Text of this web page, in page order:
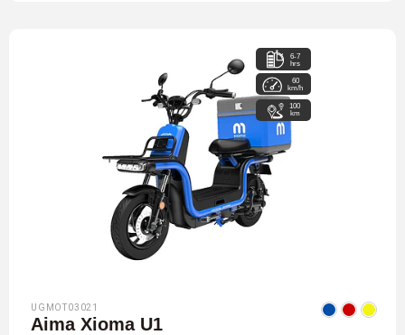
6-7
hrs
60
km/h
100
km
UGMOT03021
Aima Xioma U1